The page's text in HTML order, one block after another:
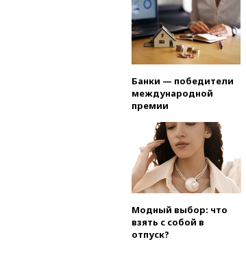
Банки — победители
международной
премии
Модный выбор: что
взять с собой в
отпуск?